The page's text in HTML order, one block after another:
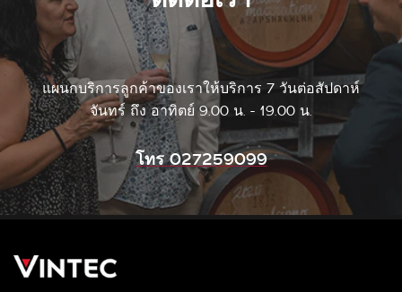
แผนกบริการลูกค้าของเราให้บริการ 7 วันต่อสัปดาห์
จันทร์ ถึง อาทิตย์ 9.00 น. - 19.00 น.
โทร 027259099